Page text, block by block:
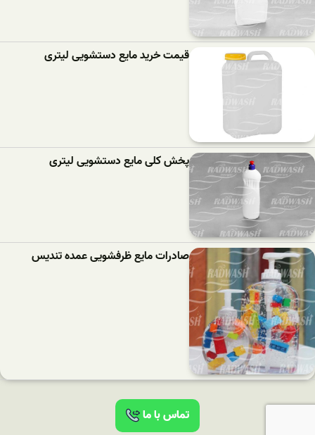
قیمت خرید مایع دستشویی لیتری
پخش کلی مایع دستشویی لیتری
صادرات مایع ظرفشویی عمده تندیس
تماس با ما